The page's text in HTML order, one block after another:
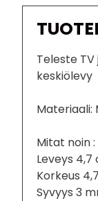
Teleste
keskiölevy
Materiaali:
Mitat noin :
Leveys 4,7
Korkeus
Syvyys 3